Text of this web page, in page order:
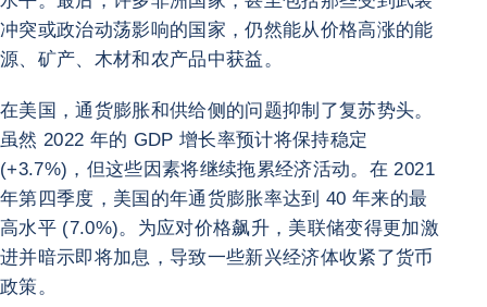
冲突或政治动荡影响的国家，仍然能从价格高涨的能
源、矿产、木材和农产品中获益。
在美国，通货膨胀和供给侧的问题抑制了复苏势头。
虽然 2022 年的 GDP 增长率预计将保持稳定
(+3.7%)，但这些因素将继续拖累经济活动。在 2021
年第四季度，美国的年通货膨胀率达到 40 年来的最
高水平 (7.0%)。为应对价格飙升，美联储变得更加激
进并暗示即将加息，导致一些新兴经济体收紧了货币
政策。